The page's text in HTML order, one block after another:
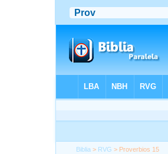
Biblia > RVG > Proverbios 15